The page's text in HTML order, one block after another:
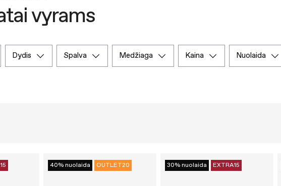
vyrams
dydis spalva medžiaga kaina nuolaida
40% nuolaida OUTLET20 30% nuolaida EXTRA15